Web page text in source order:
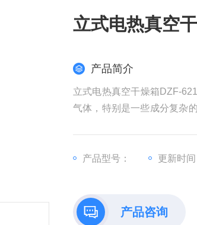
立式电热真空
产品简介
立式电热真空干燥箱DZF-
气体，特别是一些成分复杂
产品型号： 更新时
产品咨询